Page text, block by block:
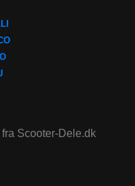
Scooter-Dele.dk